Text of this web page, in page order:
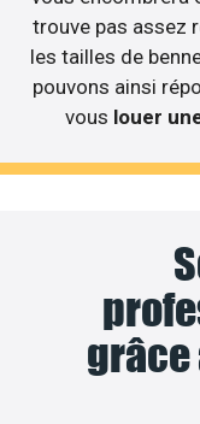
trouve pas assez
les tailles de
pouvons ainsi
vous louer
grâce